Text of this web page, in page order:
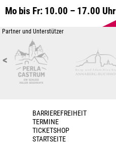
Mo bis Fr: 10.00 – 17.00 Uhr
Partner und Unterstützer
<
BARRIEREFREIHEIT
TERMINE
TICKETSHOP
STARTSEITE